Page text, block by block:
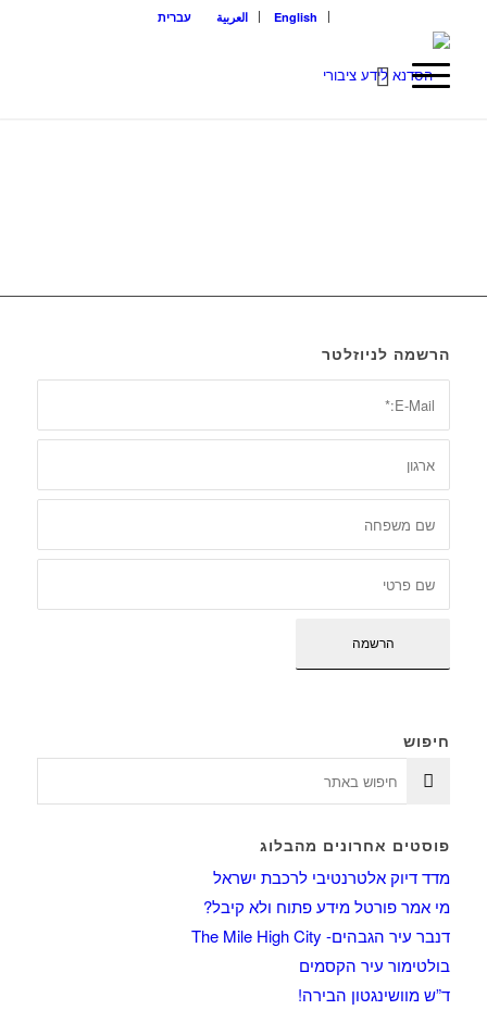
English العربية עברית
הרשמה לניוזלטר
חיפוש
פוסטים אחרונים מהבלוג
מדד דיוק אלטרנטיבי לרכבת ישראל
מי אמר פורטל מידע פתוח ולא קיבל?
דנבר עיר הגבהים- The Mile High City
בולטימור עיר הקסמים
ד”ש מוושינגטון הבירה!